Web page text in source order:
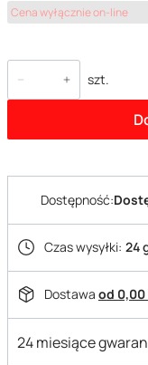
Cena wyłącznie on-line
szt.
Dostępność:
Czas wysyłki: 24
Dostawa od 0,00
24 miesiące